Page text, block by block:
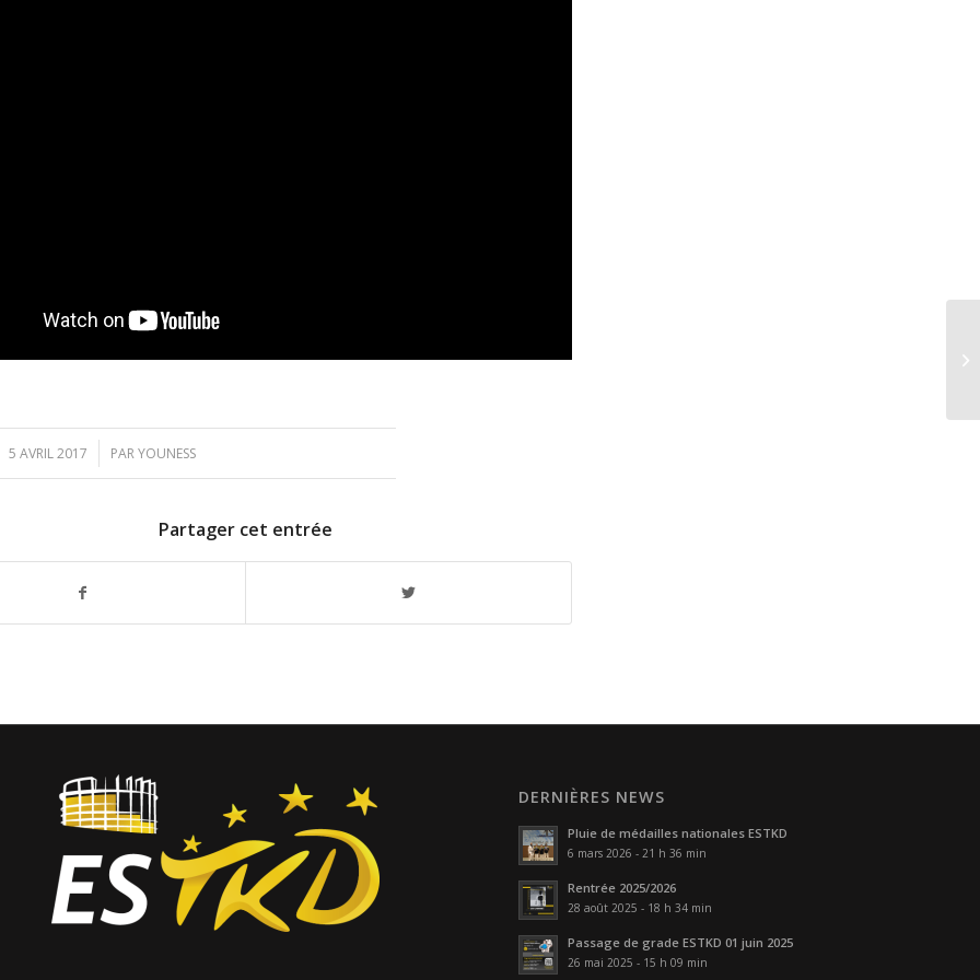
5 AVRIL 2017
/ PARYOUNESS
Partager cet entrée
DERNIÈRES NEWS
Pluie de médailles nationales ESTKD
6 mars 2026 - 21 h 36 min
Rentrée 2025/2026
28 août 2025 - 18 h 34 min
Passage de grade ESTKD 01 juin 2025
26 mai 2025 - 15 h 09 min